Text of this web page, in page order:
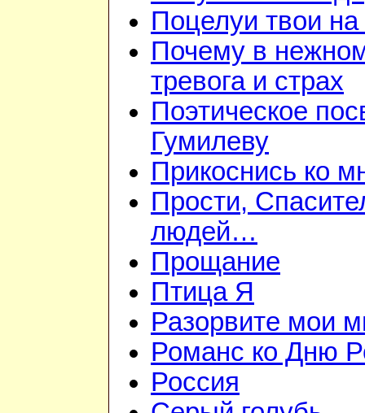
Поцелуи твои на
Почему в
тревога и страх
Поэтическое
Гумилеву
Прикоснись ко
Прости,
людей…
Прощание
Птица Я
Разорвите мои
Романс ко Дню
Россия